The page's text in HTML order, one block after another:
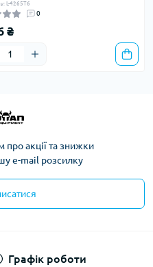
L-4265T6
0
₴
акції та знижки
e-mail розсилку
Графік роботи